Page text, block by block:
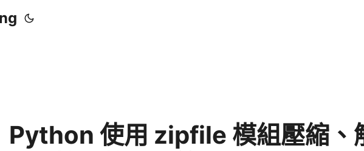
Python 使用 zipfile 模組壓縮、